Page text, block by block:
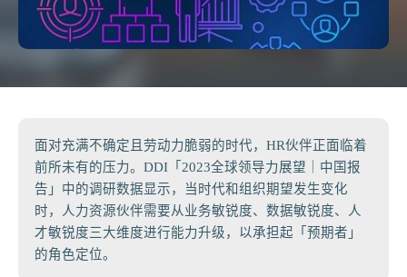
面对充满不确定且劳动力脆弱的时代，HR伙伴正面临着
前所未有的压力。DDI「2023全球领导力展望｜中国报
告」中的调研数据显示，当时代和组织期望发生变化
时，人力资源伙伴需要从业务敏锐度、数据敏锐度、人
才敏锐度三大维度进行能力升级，以承担起「预期者」
的角色定位。